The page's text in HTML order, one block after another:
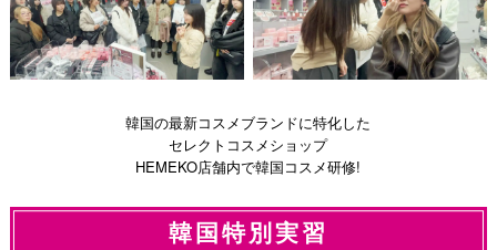
韓国の最新コスメブランドに特化した
セレクトコスメショップ
HEMEKO店舗内で韓国コスメ研修!
韓国特別実習